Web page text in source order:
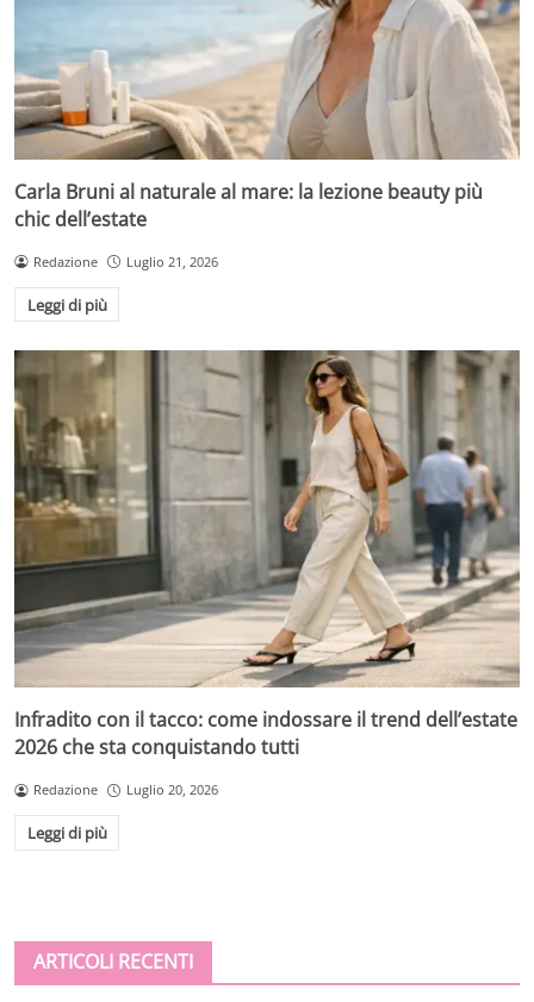
Carla Bruni al naturale al mare: la lezione beauty più
chic dell’estate
Redazione Luglio 21, 2026
Leggi di più
Infradito con il tacco: come indossare il trend dell’estate
2026 che sta conquistando tutti
Redazione Luglio 20, 2026
Leggi di più
ARTICOLI RECENTI